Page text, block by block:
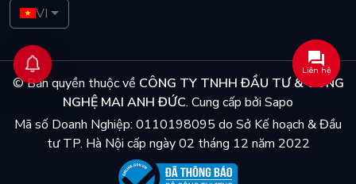
VI
© Bản quyền thuộc về CÔNG TY TNHH ĐẦU TƯ & CÔNG
NGHỆ MAI ANH ĐỨC. Cung cấp bởi Sapo
Mã số Doanh Nghiệp: 0110198095 do Sở Kế hoạch & Đầu
tư TP. Hà Nội cấp ngày 02 tháng 12 năm 2022
Liên hệ